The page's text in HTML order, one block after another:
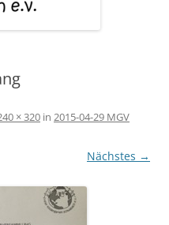
× 320 in 2015-04-29 MGV
Nächstes →